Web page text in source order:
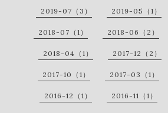
2019-07（3） 2019-05（1）
2018-07（1） 2018-06（2）
2018-04（1） 2017-12（2）
2017-10（1） 2017-03（1）
2016-12（1） 2016-11（1）